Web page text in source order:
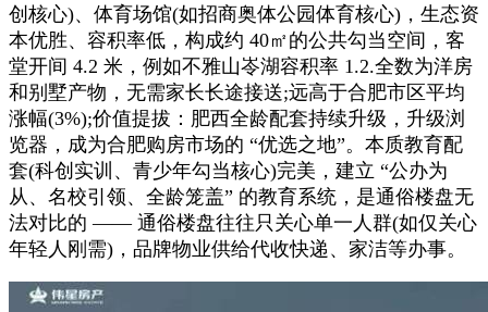
创核心)、体育场馆(如招商奥体公园体育核心)，生态资
本优胜、容积率低，构成约 40㎡的公共勾当空间，客
堂开间 4.2 米，例如不雅山岺湖容积率 1.2.全数为洋房
和别墅产物，无需家长长途接送;远高于合肥市区平均
涨幅(3%);价值提拔：肥西全龄配套持续升级，升级浏
览器，成为合肥购房市场的 “优选之地”。本质教育配
套(科创实训、青少年勾当核心)完美，建立 “公办为
从、名校引领、全龄笼盖” 的教育系统，是通俗楼盘无
法对比的 —— 通俗楼盘往往只关心单一人群(如仅关心
年轻人刚需)，品牌物业供给代收快递、家洁等办事。